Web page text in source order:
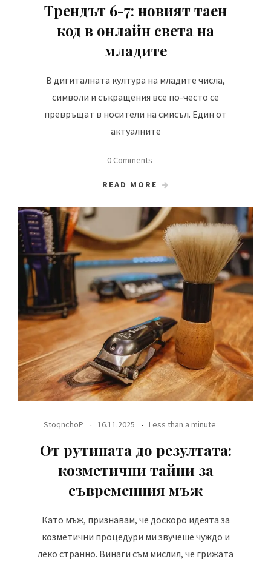
Трендът 6-7: новият таен
код в онлайн света на
младите
В дигиталната култура на младите числа,
символи и съкращения все по-често се
превръщат в носители на смисъл. Един от
актуалните
0 Comments
READ MORE
StoqnchoP 16.11.2025 Less than a minute
От рутината до резултата:
козметични тайни за
съвременния мъж
Като мъж, признавам, че доскоро идеята за
козметични процедури ми звучеше чуждо и
леко странно. Винаги съм мислил, че грижата